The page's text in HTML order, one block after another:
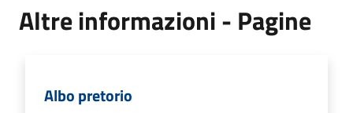
Altre informazioni - Pagine
Albo pretorio